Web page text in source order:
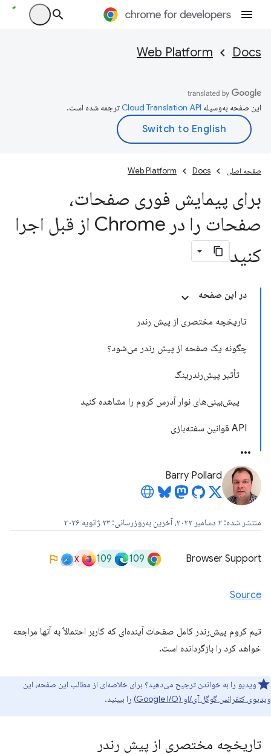
Docs
Web Platform
این صفحه به‌وسیله ترجمه شده است.
صفحه اصلی Docs
Web Platform
برای پیمایش فوری صفحات،
صفحات را در Chrome از قبل اجرا
کنید
در این صفحه
تاریخچه مختصری از پیش رندر
چگونه یک صفحه از پیش رندر می‌شود؟
تأثیر پیش‌رندرینگ
پیش‌بینی‌های نوار آدرس کروم را مشاهده کنید
API قوانین سفته‌بازی
Barry Pollard
منتشر شده: ۲ دسامبر ۲۰۲۲، آخرین به‌روزرسانی: ۲۳ ژانویه ۲۰۲۶
Browser Support
109
109
x
Source
تیم کروم پیش‌رندر کامل صفحات آینده‌ای که کاربر احتمالاً به آنها مراجعه
خواهد کرد را بازگردانده است.
ویدیو را به خواندن ترجیح می‌دهید؟ برای خلاصه‌ای از مطالب این صفحه، این
ویدیوی کنفرانس گوگل آی/او (Google I/O)
را ببینید.
تاریخچه مختصری از پیش رندر